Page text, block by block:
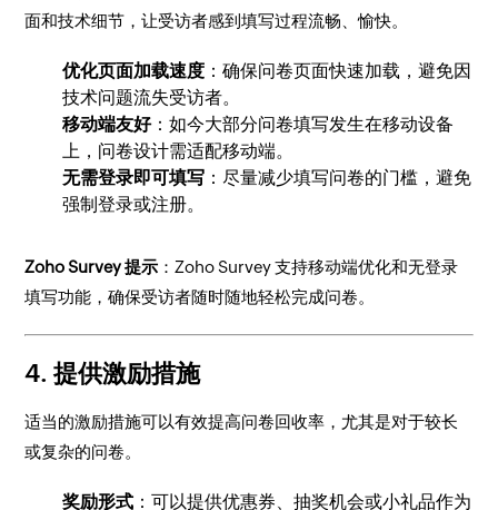
面和技术细节，让受访者感到填写过程流畅、愉快。
优化页面加载速度 ：确保问卷页面快速加载，避免因
技术问题流失受访者。
移动端友好：如今大部分问卷填写发生在移动设备
上，问卷设计需适配移动端。
无需登录即可填写 ：尽量减少填写问卷的门槛，避免
强制登录或注册。
Zoho Survey 提示 ：Zoho Survey 支持移动端优化和无登录
填写功能，确保受访者随时随地轻松完成问卷。
4.提供激励措施
适当的激励措施可以有效提高问卷回收率，尤其是对于较长
或复杂的问卷。
奖励形式 ：可以提供优惠券、抽奖机会或小礼品作为